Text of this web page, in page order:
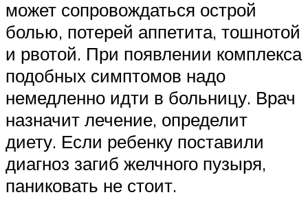
может сопровождаться острой
болью, потерей аппетита, тошнотой
и рвотой. При появлении комплекса
подобных симптомов надо
немедленно идти в больницу. Врач
назначит лечение, определит
диету. Если ребенку поставили
диагноз загиб желчного пузыря,
паниковать не стоит.